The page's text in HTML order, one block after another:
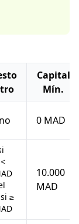
Capital
Mín.
0 MAD
≥
10.000
MAD